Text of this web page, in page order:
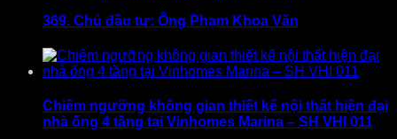
369. Chủ đầu tư: Ông Phạm Khoa Văn
Chiêm ngưỡng không gian thiết kế nội thất hiện đại
nhà ống 4 tầng tại Vinhomes Marina – SH VHI 011